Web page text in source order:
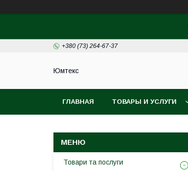
+380 (73) 264-67-37
Юмтекс
ГЛАВНАЯ ТОВАРЫ И УСЛУГИ
Товари та послуги